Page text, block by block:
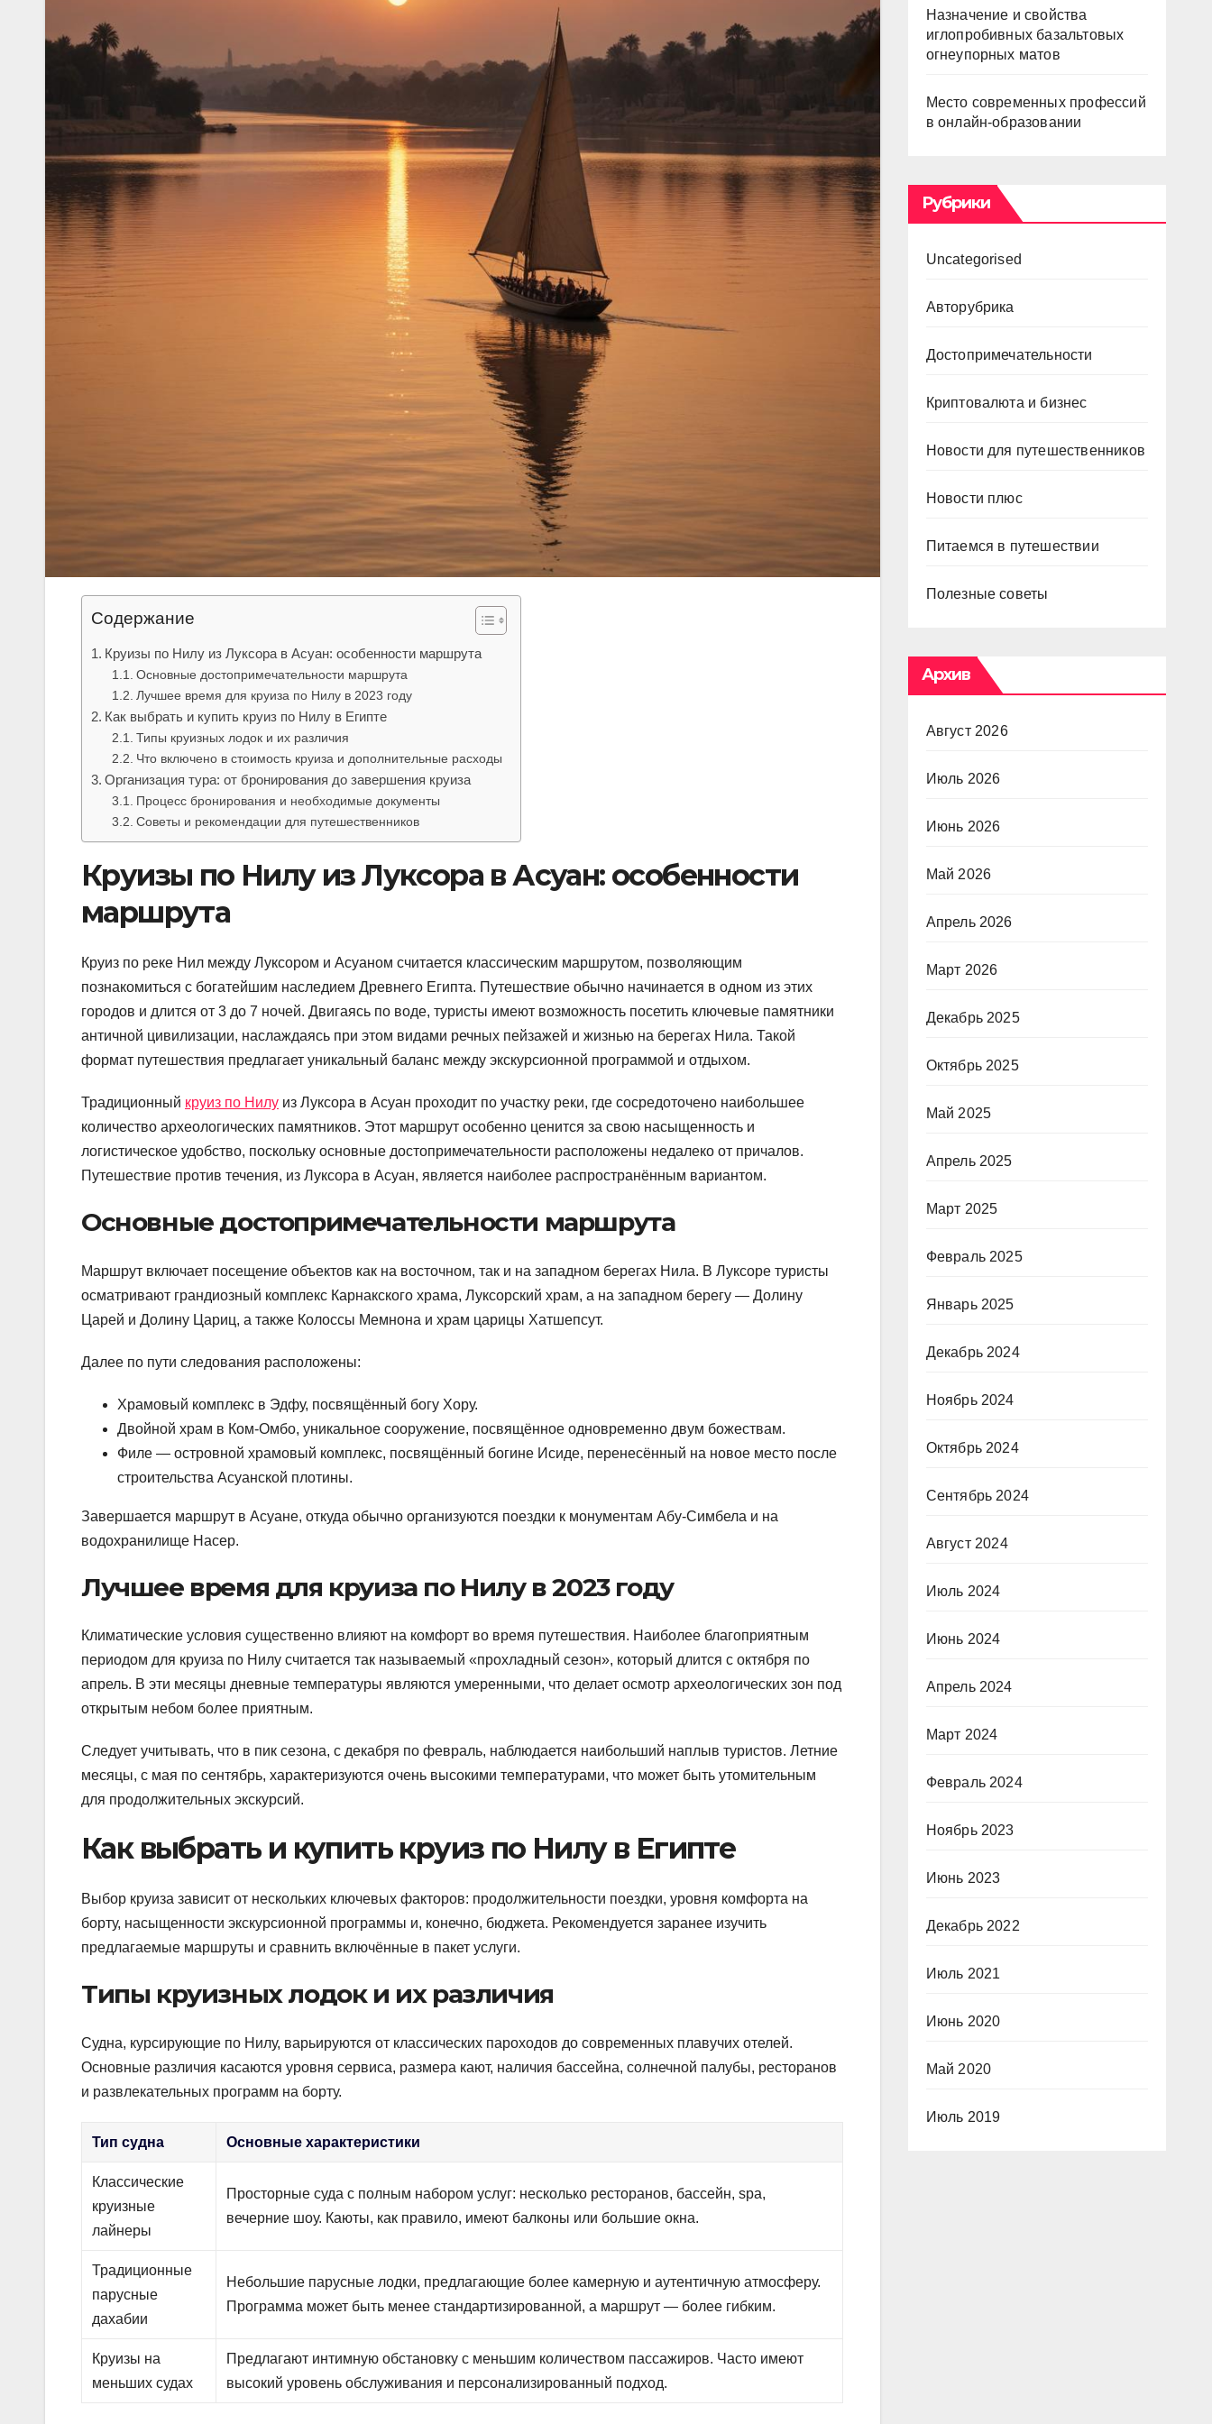
Содержание
Круизы по Нилу из Луксора в Асуан: особенности маршрута
Основные достопримечательности маршрута
Лучшее время для круиза по Нилу в 2023 году
Как выбрать и купить круиз по Нилу в Египте
Типы круизных лодок и их различия
Что включено в стоимость круиза и дополнительные расходы
Организация тура: от бронирования до завершения круиза
Процесс бронирования и необходимые документы
Советы и рекомендации для путешественников
Круизы по Нилу из Луксора в Асуан: особенности
маршрута
Круиз по реке Нил между Луксором и Асуаном считается классическим маршрутом, позволяющим
познакомиться с богатейшим наследием Древнего Египта. Путешествие обычно начинается в одном из этих
городов и длится от 3 до 7 ночей. Двигаясь по воде, туристы имеют возможность посетить ключевые памятники
античной цивилизации, наслаждаясь при этом видами речных пейзажей и жизнью на берегах Нила. Такой
формат путешествия предлагает уникальный баланс между экскурсионной программой и отдыхом.
Традиционный круиз по Нилу из Луксора в Асуан проходит по участку реки, где сосредоточено наибольшее
количество археологических памятников. Этот маршрут особенно ценится за свою насыщенность и
логистическое удобство, поскольку основные достопримечательности расположены недалеко от причалов.
Путешествие против течения, из Луксора в Асуан, является наиболее распространённым вариантом.
Основные достопримечательности маршрута
Маршрут включает посещение объектов как на восточном, так и на западном берегах Нила. В Луксоре туристы
осматривают грандиозный комплекс Карнакского храма, Луксорский храм, а на западном берегу — Долину
Царей и Долину Цариц, а также Колоссы Мемнона и храм царицы Хатшепсут.
Далее по пути следования расположены:
Храмовый комплекс в Эдфу, посвящённый богу Хору.
Двойной храм в Ком-Омбо, уникальное сооружение, посвящённое одновременно двум божествам.
Филе — островной храмовый комплекс, посвящённый богине Исиде, перенесённый на новое место после
строительства Асуанской плотины.
Завершается маршрут в Асуане, откуда обычно организуются поездки к монументам Абу-Симбела и на
водохранилище Насер.
Лучшее время для круиза по Нилу в 2023 году
Климатические условия существенно влияют на комфорт во время путешествия. Наиболее благоприятным
периодом для круиза по Нилу считается так называемый «прохладный сезон», который длится с октября по
апрель. В эти месяцы дневные температуры являются умеренными, что делает осмотр археологических зон под
открытым небом более приятным.
Следует учитывать, что в пик сезона, с декабря по февраль, наблюдается наибольший наплыв туристов. Летние
месяцы, с мая по сентябрь, характеризуются очень высокими температурами, что может быть утомительным
для продолжительных экскурсий.
Как выбрать и купить круиз по Нилу в Египте
Выбор круиза зависит от нескольких ключевых факторов: продолжительности поездки, уровня комфорта на
борту, насыщенности экскурсионной программы и, конечно, бюджета. Рекомендуется заранее изучить
предлагаемые маршруты и сравнить включённые в пакет услуги.
Типы круизных лодок и их различия
Судна, курсирующие по Нилу, варьируются от классических пароходов до современных плавучих отелей.
Основные различия касаются уровня сервиса, размера кают, наличия бассейна, солнечной палубы, ресторанов
и развлекательных программ на борту.
Тип судна Основные характеристики
Классические
круизные
лайнеры
Просторные суда с полным набором услуг: несколько ресторанов, бассейн, spa,
вечерние шоу. Каюты, как правило, имеют балконы или большие окна.
Традиционные
парусные
дахабии
Небольшие парусные лодки, предлагающие более камерную и аутентичную атмосферу.
Программа может быть менее стандартизированной, а маршрут — более гибким.
Круизы на
меньших судах
Предлагают интимную обстановку с меньшим количеством пассажиров. Часто имеют
высокий уровень обслуживания и персонализированный подход.
Назначение и свойства
иглопробивных базальтовых
огнеупорных матов
Место современных профессий
в онлайн-образовании
Рубрики
Uncategorised
Авторубрика
Достопримечательности
Криптовалюта и бизнес
Новости для путешественников
Новости плюс
Питаемся в путешествии
Полезные советы
Архив
Август 2026
Июль 2026
Июнь 2026
Май 2026
Апрель 2026
Март 2026
Декабрь 2025
Октябрь 2025
Май 2025
Апрель 2025
Март 2025
Февраль 2025
Январь 2025
Декабрь 2024
Ноябрь 2024
Октябрь 2024
Сентябрь 2024
Август 2024
Июль 2024
Июнь 2024
Апрель 2024
Март 2024
Февраль 2024
Ноябрь 2023
Июнь 2023
Декабрь 2022
Июль 2021
Июнь 2020
Май 2020
Июль 2019